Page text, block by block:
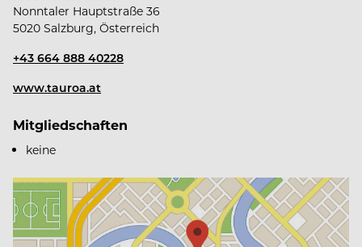
Winterstellgut
Landhaus zu Appesbach
Seehotel Grundlsee
Seewiese Altaussee
Krenn
Nonntaler Hauptstraße 36
5020 Salzburg, Österreich
+43 664 888 40228
www.tauroa.at
Mitgliedschaften
keine